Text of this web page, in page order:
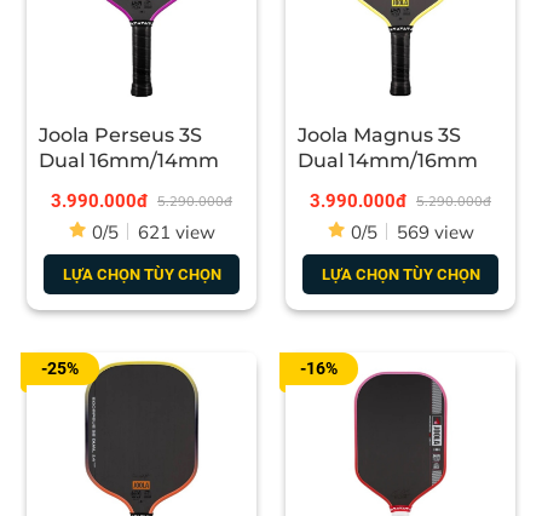
Joola Perseus 3S
Dual 16mm/14mm
3.990.000đ 5.290.000đ
0/5 621 view
LỰA CHỌN TÙY CHỌN
Joola Magnus 3S
Dual 14mm/16mm
3.990.000đ 5.290.000đ
0/5 569 view
LỰA CHỌN TÙY CHỌN
-25% -16%